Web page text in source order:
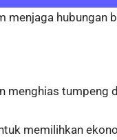
menjaga hubungan
menghias tumpeng
memilihkan